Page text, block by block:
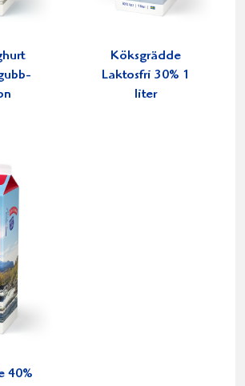
Köksgrädde
Laktosfri 30% 1
liter
40%